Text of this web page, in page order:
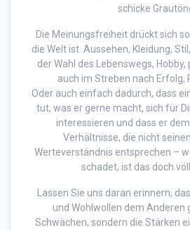
schicke
Die Meinungsfreiheit drückt sich
die Welt ist. Aussehen, Kleidung,
der Wahl des Lebenswegs,
auch im Streben nach Erfolg,
Oder auch einfach dadurch, dass
tut, was er gerne macht, sich für
interessieren und dass er
Verhältnisse, die nicht
Werteverständnis entsprechen –
schadet, ist das doch
Lassen Sie uns daran erinnern,
und Wohlwollen dem Anderen
Schwächen, sondern die Stärken